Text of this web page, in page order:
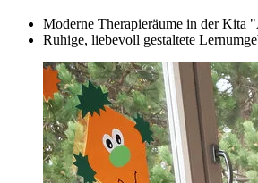
Moderne Therapieräume in der Kita
Ruhige, liebevoll gestaltete